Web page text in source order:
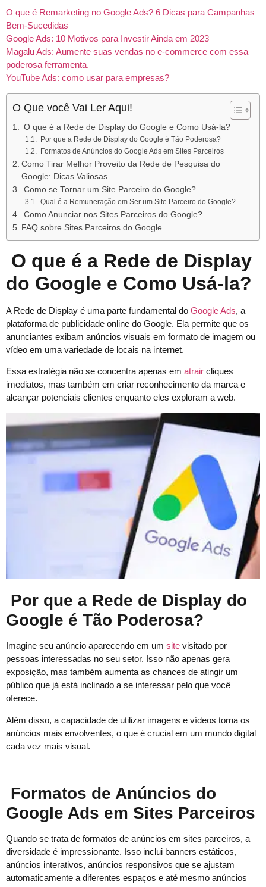
O que é Remarketing no Google Ads? 6 Dicas para Campanhas
Bem-Sucedidas
Google Ads: 10 Motivos para Investir Ainda em 2023
Magalu Ads: Aumente suas vendas no e-commerce com essa
poderosa ferramenta.
YouTube Ads: como usar para empresas?
O Que você Vai Ler Aqui!
O que é a Rede de Display do Google e Como Usá-la?
Por que a Rede de Display do Google é Tão Poderosa?
Formatos de Anúncios do Google Ads em Sites Parceiros
Como Tirar Melhor Proveito da Rede de Pesquisa do
Google: Dicas Valiosas
Como se Tornar um Site Parceiro do Google?
Qual é a Remuneração em Ser um Site Parceiro do Google?
Como Anunciar nos Sites Parceiros do Google?
FAQ sobre Sites Parceiros do Google
O que é a Rede de Display
do Google e Como Usá-la?
A Rede de Display é uma parte fundamental do Google Ads, a
plataforma de publicidade online do Google. Ela permite que os
anunciantes exibam anúncios visuais em formato de imagem ou
vídeo em uma variedade de locais na internet.
Essa estratégia não se concentra apenas em atrair cliques
imediatos, mas também em criar reconhecimento da marca e
alcançar potenciais clientes enquanto eles exploram a web.
Por que a Rede de Display do
Google é Tão Poderosa?
Imagine seu anúncio aparecendo em um site visitado por
pessoas interessadas no seu setor. Isso não apenas gera
exposição, mas também aumenta as chances de atingir um
público que já está inclinado a se interessar pelo que você
oferece.
Além disso, a capacidade de utilizar imagens e vídeos torna os
anúncios mais envolventes, o que é crucial em um mundo digital
cada vez mais visual.
Formatos de Anúncios do
Google Ads em Sites Parceiros
Quando se trata de formatos de anúncios em sites parceiros, a
diversidade é impressionante. Isso inclui banners estáticos,
anúncios interativos, anúncios responsivos que se ajustam
automaticamente a diferentes espaços e até mesmo anúncios